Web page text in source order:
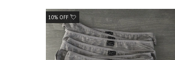
10% OFF 💘